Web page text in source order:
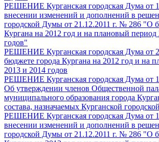
РЕШЕНИЕ Курганская городская Дума от
внесении изменений и дополнений в
городской Думы от 21.12.2011 г. № 286 "О
Кургана на 2012 год и на плановый период
годов"
РЕШЕНИЕ Курганская городская Дума от
бюджете города Кургана на 2012 год и на
2013 и 2014 годов
РЕШЕНИЕ Курганская городская Дума от
Об утверждении членов Общественной
муниципального образования города
состава, назначаемых Курганской
РЕШЕНИЕ Курганская городская Дума от
внесении изменений и дополнений в
городской Думы от 21.12.2011 г. № 286 "О